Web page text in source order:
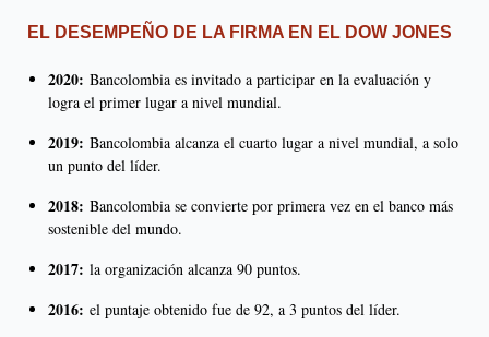
EL DESEMPEÑO DE LA FIRMA EN EL DOW JONES
2020: Bancolombia es invitado a participar en la evaluación y
logra el primer lugar a nivel mundial.
2019: Bancolombia alcanza el cuarto lugar a nivel mundial, a solo
un punto del líder.
2018: Bancolombia se convierte por primera vez en el banco más
sostenible del mundo.
2017: la organización alcanza 90 puntos.
2016: el puntaje obtenido fue de 92, a 3 puntos del líder.